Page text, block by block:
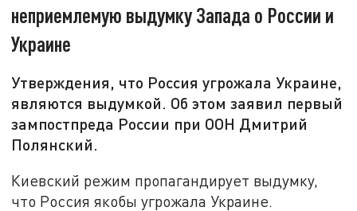
неприемлемую выдумку Запада о России и
Украине
Утверждения, что Россия угрожала Украине,
являются выдумкой. Об этом заявил первый
зампостпреда России при ООН Дмитрий
Полянский.
Киевский режим пропагандирует выдумку,
что Россия якобы угрожала Украине.